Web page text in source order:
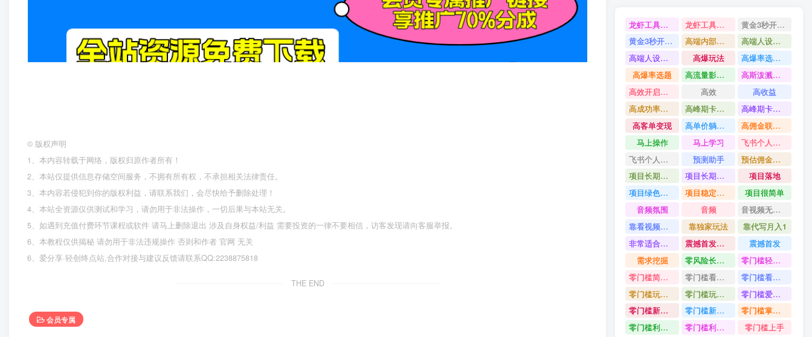
© 版权声明
1、本内容转载于网络，版权归原作者所有！
2、本站仅提供信息存储空间服务，不拥有所有权，不承担相关法律责任。
3、本内容若侵犯到你的版权利益，请联系我们，会尽快给予删除处理！
4、本站全资源仅供测试和学习，请勿用于非法操作，一切后果与本站无关。
5、如遇到充值付费环节课程或软件 请马上删除退出 涉及自身权益/利益 需要投资的一律不要相信，访客发现请向客服举报。
6、本教程仅供揭秘 请勿用于非法违规操作 否则和作者 官网 无关
6、爱分享·轻创终点站,合作对接与建议反馈请联系QQ:2238875818
THE END
会员专属
龙虾工具完整部署教学图文视频理财多赛道AI变现 龙虾工具完整部署教学
黄金3秒开头与标题海报玩法六大运营硬核技能高效变现
黄金3秒开头与标题海报玩法
高端内部魔灵召唤挂G打金
高端人设搭建积累客户信任图文剪辑谈单转化实操教学
高端人设搭建积累客户信任
高爆玩法
高爆率选题方法
高爆率选题
高流量影视片
高斯泼溅与游戏化交互课程
高效开启跨境賺钱新通道
高效
高收益
高成功率爆款全流程打法
高峰期卡顿利润被抽干私域直播核心痛点解析
高峰期卡顿利润被抽干
高客单变现
高单价躺賺玩法
高佣金联盟课
马上操作
马上学习
飞书个人版100G注册教程无需额外扩容
飞书个人版100G注册教程
预测助手
预估佣金有2200
项目长期稳定宝妈上班族既能兼职增收
项目长期稳定
项目落地
项目绿色长久
项目稳定落地两年以上
项目很简单
音频氛围
音频
音视频无损切割剪辑神器
靠看视频就能在YouTube上賺到钱
靠独家玩法
靠代写月入1
非常适合小白快速上手
震撼首发小白利用电脑做游戏搬砖
震撼首发
需求挖掘
零风险长期做
零门槛轻资产创业
零门槛简单易上手
零门槛看完就能上手只需一部手机轻松日收30
零门槛看完就能上手
零门槛玩转伙伴计划与精选独家单日稳定收益1k
零门槛玩转伙伴计划与精选独家
零门槛爱奇艺变现冷门赛道
零门槛新手快速入门闲鱼电商日赚百元新手必看教程
零门槛新手快速入门闲鱼电商日赚百元
零门槛掌握汽车赛道变现玩法
零门槛利用AI只需几分钟轻松做出带货短视频
零门槛利用AI
零门槛上手